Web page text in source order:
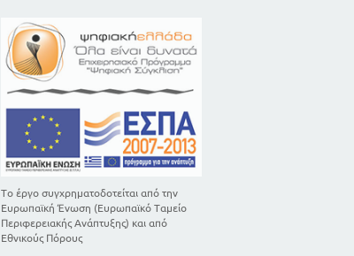
Το έργο συγχρηματοδοτείται από την
Ευρωπαϊκή Ένωση (Ευρωπαϊκό Ταμείο
Περιφερειακής Ανάπτυξης) και από
Εθνικούς Πόρους